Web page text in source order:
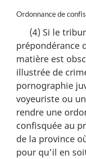
N
e
m
r
g
i
a
l
e
:
Ordonnance de
(4) Si le
prépondérance
matière est
illustrée de
pornographie
voyeuriste ou
rendre une
confisquée au
de la province
pour qu’il en